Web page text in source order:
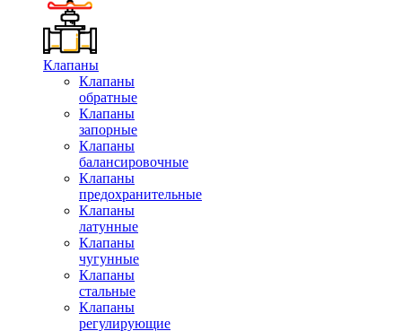
Клапаны
Клапаны
обратные
Клапаны
запорные
Клапаны
балансировочные
Клапаны
предохранительные
Клапаны
латунные
Клапаны
чугунные
Клапаны
стальные
Клапаны
регулирующие